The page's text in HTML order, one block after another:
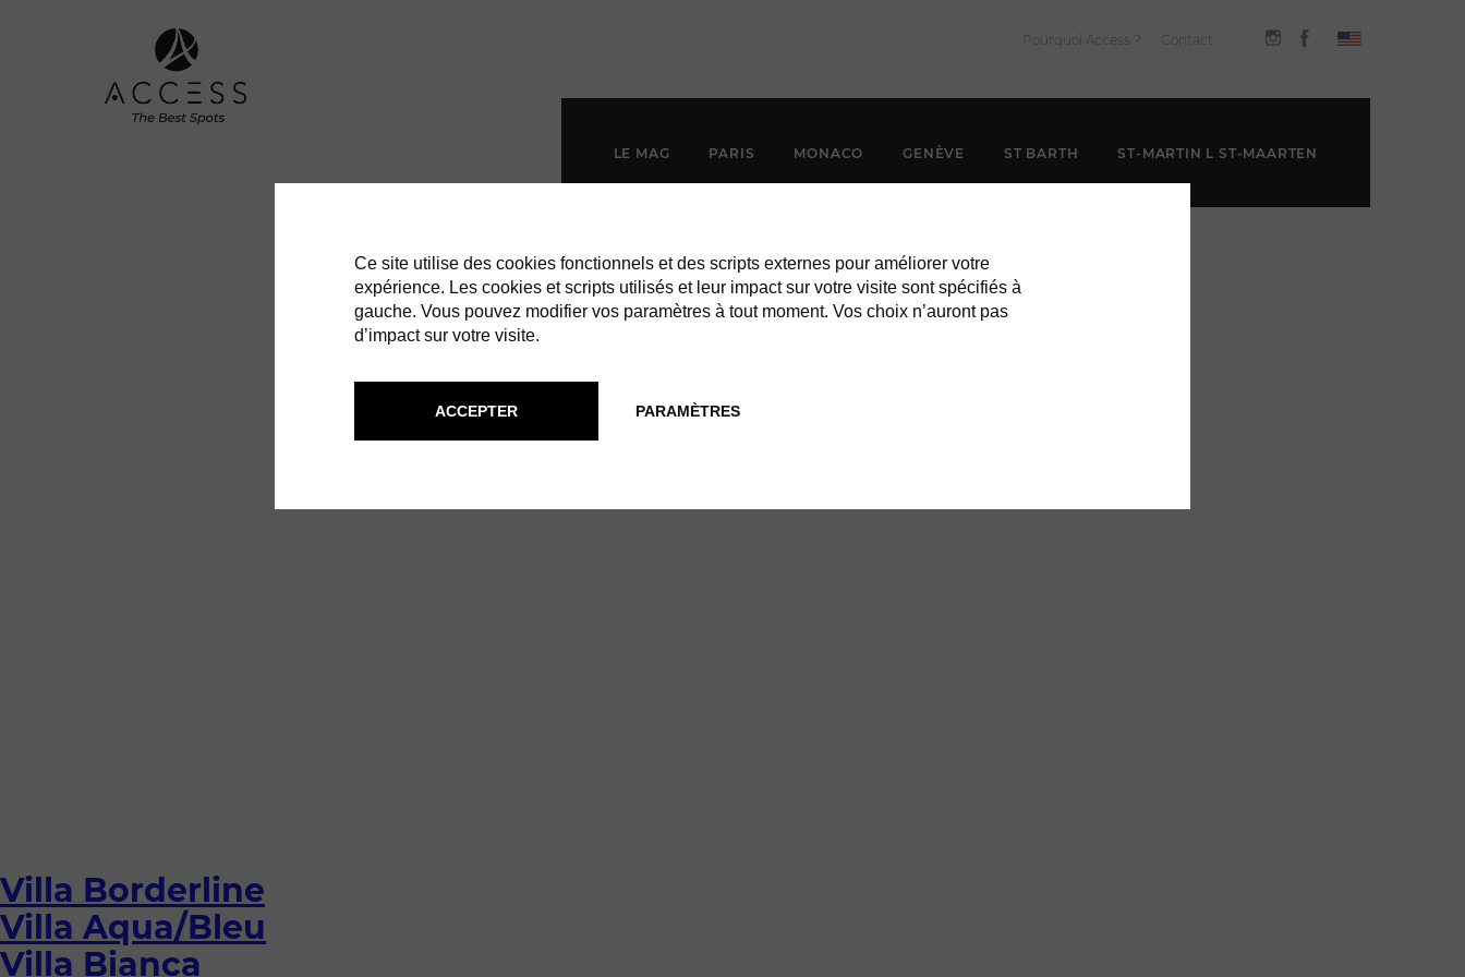
Pourquoi Access ? Contact
LE MAG PARIS MONACO GENÈVE ST BARTH ST-MARTIN L ST-MAARTEN
Villa Borderline
Villa Aqua/Bleu
Villa Bianca
Ce site utilise des cookies fonctionnels et des scripts externes pour améliorer votre
expérience. Les cookies et scripts utilisés et leur impact sur votre visite sont spécifiés à
gauche. Vous pouvez modifier vos paramètres à tout moment. Vos choix n’auront pas
d’impact sur votre visite.
PARAMÈTRES
ACCEPTER